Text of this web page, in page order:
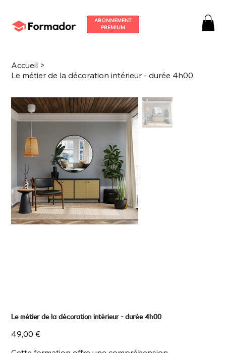
ABONNEMENT
PREMIUM
Accueil >
Le métier de la décoration intérieur - durée 4h00
Le métier de la décoration intérieur - durée 4h00
Prix
49,00 €